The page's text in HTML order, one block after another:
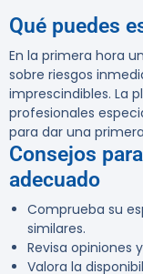
Qué puedes
En la primera hora
sobre riesgos
imprescindibles. La
profesionales
para dar una
Consejos
adecuado
Comprueba su
similares.
Revisa opiniones
Valora la